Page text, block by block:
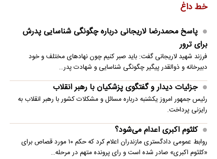
خط داغ
پاسخ محمدرضا لاریجانی درباره چگونگی شناسایی پدرش
برای ترور
فرزند شهید لاریجانی گفت: باید صبر کنیم چون نهادهای مختلف و خود
دبیرخانه و ذوالقدر پیگیر چگونگی شناسایی و شهادت پدر…
جزئیات دیدار و گفتگوی پزشکیان با رهبر انقلاب
رئیس جمهور امروز یکشنبه درباره مسائل و مشکلات کشور با رهبر انقلاب به
رایزنی پرداخت.
کلثوم اکبری اعدام می‌شود؟
روابط عمومی دادگستری مازندران اعلام کرد که حکم ۱۰ مورد قصاص برای
«کلثوم اکبری» صادر شده است و رای پرونده متهم در مرحله…